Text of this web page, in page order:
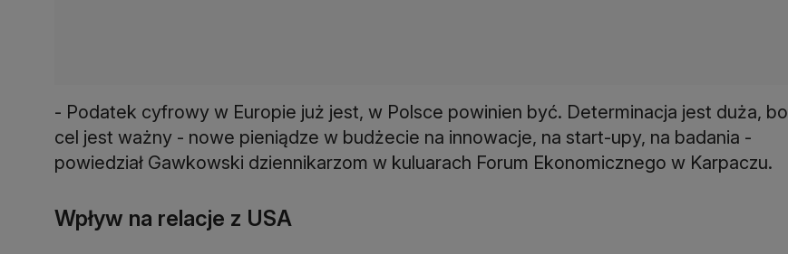
- Podatek cyfrowy w Europie już jest, w Polsce powinien być. Determinacja jest duża, bo
cel jest ważny - nowe pieniądze w budżecie na innowacje, na start-upy, na badania -
powiedział Gawkowski dziennikarzom w kuluarach Forum Ekonomicznego w Karpaczu.
Wpływ na relacje z USA